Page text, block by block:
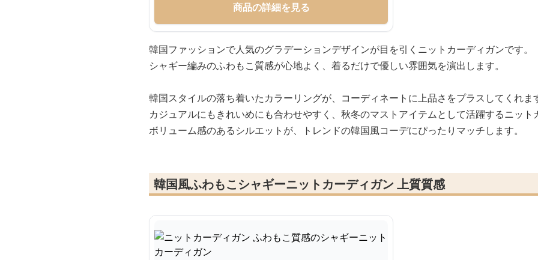
商品の詳細を見る
韓国ファッションで人気のグラデーションデザインが目を引くニットカーディガンです。
シャギー編みのふわもこ質感が心地よく、着るだけで優しい雰囲気を演出します。
韓国スタイルの落ち着いたカラーリングが、コーディネートに上品さをプラスしてくれま
カジュアルにもきれいめにも合わせやすく、秋冬のマストアイテムとして活躍するニット
ボリューム感のあるシルエットが、トレンドの韓国風コーデにぴったりマッチします。
韓国風ふわもこシャギーニットカーディガン 上質質感